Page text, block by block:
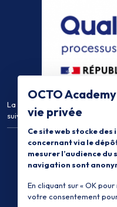
La certification qualité a été
suivante :Actions de
OCTO
vie privée
Ce site web stocke
concernant via le
mesurer l’audience du
navigation sont
En cliquant sur « OK
votre consentement